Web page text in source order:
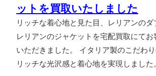
ットを買取いたしました
リッチな着心地と見た目、レリアンのダ
レリアンのジャケットを宅配買取にてお
いただきました。 イタリア製のこだわり
リッチな光沢感と着心地を実現しまし